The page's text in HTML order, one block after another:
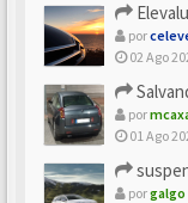
por
02 Ago
por
01 Ago
porgalgo